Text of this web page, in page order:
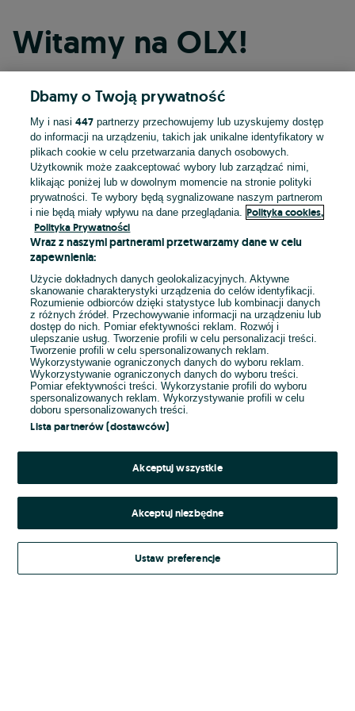
Witamy na OLX!
Kontynuuj przez Facebooka
Kontynuuj przez konto Apple
Kontynuuj przez konto Google
LUB
E-mail
Hasło
Kontynuując za pośrednictwem jednego z dostawców wskazanych powyżej,
Regulamin serwisu OLX.pl w jego aktualnym brzmieniu.
Dbamy o Twoją prywatność
My i nasi447 partnerzy przechowujemy lub uzyskujemy dostęp
do informacji na urządzeniu, takich jak unikalne identyfikatory w
plikach cookie w celu przetwarzania danych osobowych.
Użytkownik może zaakceptować wybory lub zarządzać nimi,
klikając poniżej lub w dowolnym momencie na stronie polityki
prywatności. Te wybory będą sygnalizowane naszym partnerom
i nie będą miały wpływu na dane przeglądania.
Polityka cookies,
Polityka Prywatności
Wraz z naszymi partnerami przetwarzamy dane w celu
zapewnienia:
Użycie dokładnych danych geolokalizacyjnych. Aktywne
skanowanie charakterystyki urządzenia do celów identyfikacji.
Rozumienie odbiorców dzięki statystyce lub kombinacji danych
z różnych źródeł. Przechowywanie informacji na urządzeniu lub
dostęp do nich. Pomiar efektywności reklam. Rozwój i
ulepszanie usług. Tworzenie profili w celu personalizacji treści.
Tworzenie profili w celu spersonalizowanych reklam.
Wykorzystywanie ograniczonych danych do wyboru reklam.
Wykorzystywanie ograniczonych danych do wyboru treści.
Pomiar efektywności treści. Wykorzystanie profili do wyboru
spersonalizowanych reklam. Wykorzystywanie profili w celu
doboru spersonalizowanych treści.
Lista partnerów (dostawców)
Akceptuj wszystkie
Akceptuj niezbędne
Ustaw preferencje